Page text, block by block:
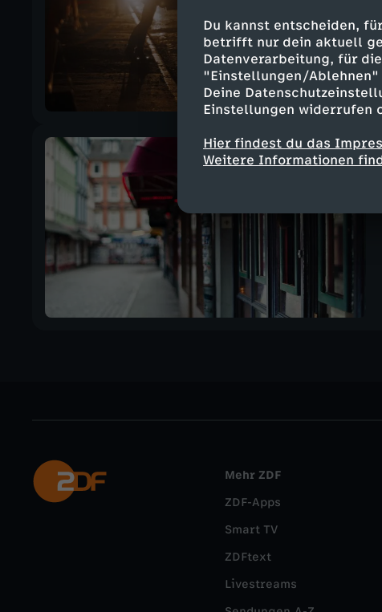
Du kannst entscheiden,
betrifft nur dein aktuell
Datenverarbeitung, für
"Einstellungen/Ablehnen"
Deine
Einstellungen widerrufen
Hier findest du das
Weitere Informationen
Mehr ZDF
ZDF-Apps
Smart TV
ZDFtext
Livestreams